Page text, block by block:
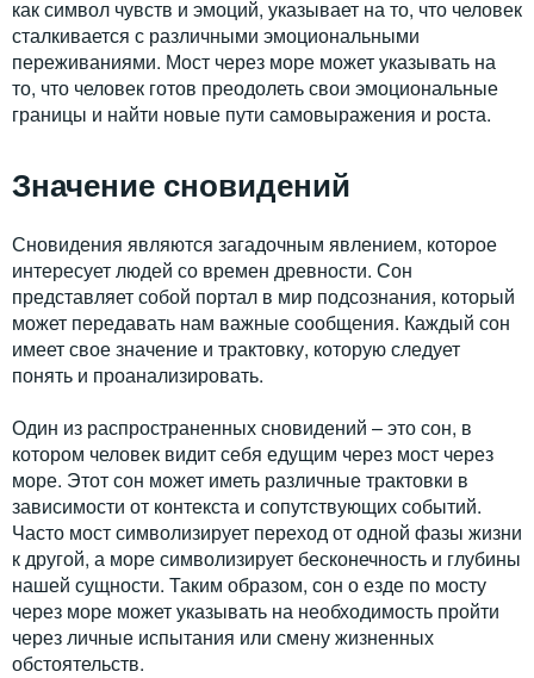
как символ чувств и эмоций, указывает на то, что человек
сталкивается с различными эмоциональными
переживаниями. Мост через море может указывать на
то, что человек готов преодолеть свои эмоциональные
границы и найти новые пути самовыражения и роста.
Значение сновидений
Сновидения являются загадочным явлением, которое
интересует людей со времен древности. Сон
представляет собой портал в мир подсознания, который
может передавать нам важные сообщения. Каждый сон
имеет свое значение и трактовку, которую следует
понять и проанализировать.
Один из распространенных сновидений – это сон, в
котором человек видит себя едущим через мост через
море. Этот сон может иметь различные трактовки в
зависимости от контекста и сопутствующих событий.
Часто мост символизирует переход от одной фазы жизни
к другой, а море символизирует бесконечность и глубины
нашей сущности. Таким образом, сон о езде по мосту
через море может указывать на необходимость пройти
через личные испытания или смену жизненных
обстоятельств.